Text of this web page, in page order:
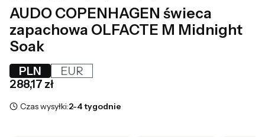
AUDO COPENHAGEN świeca
zapachowa OLFACTE M Midnight
Soak
PLN
EUR
Cena
288,17 zł
Czas wysyłki:2-4 tygodnie